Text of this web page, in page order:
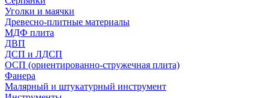
Уголки и маячки
Древесно-плитные материалы
МДФ плита
ДВП
ДСП и ЛДСП
ОСП (ориентированно-стружечная плита)
Фанера
Малярный и штукатурный инструмент